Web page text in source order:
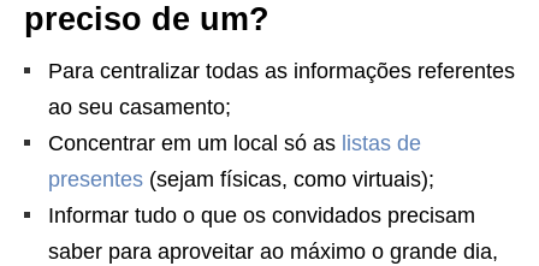
preciso de um?
Para centralizar todas as informações referentes
ao seu casamento;
Concentrar em um local só as listas de
presentes (sejam físicas, como virtuais);
Informar tudo o que os convidados precisam
saber para aproveitar ao máximo o grande dia,